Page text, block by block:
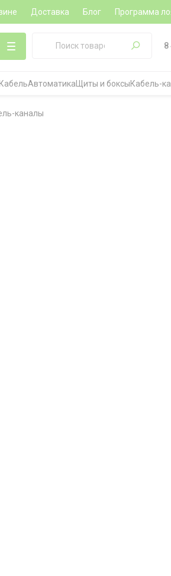
Доставка Блог Программа
8
КабельАвтоматика Щиты и боксыКабель-
каналы